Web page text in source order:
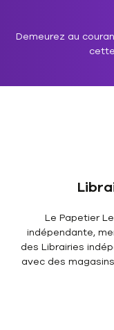
Demeurez au
Le Papetier
indépendante,
des Librairies
avec des